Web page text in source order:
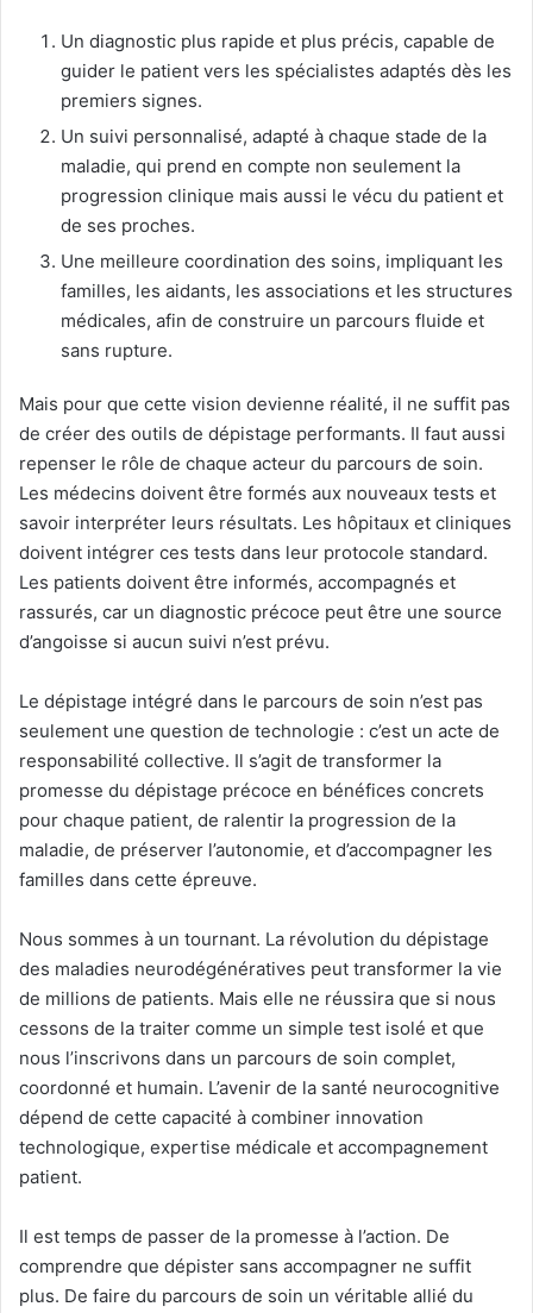
Un diagnostic plus rapide et plus précis, capable de
guider le patient vers les spécialistes adaptés dès les
premiers signes.
Un suivi personnalisé, adapté à chaque stade de la
maladie, qui prend en compte non seulement la
progression clinique mais aussi le vécu du patient et
de ses proches.
Une meilleure coordination des soins, impliquant les
familles, les aidants, les associations et les structures
médicales, afin de construire un parcours fluide et
sans rupture.
Mais pour que cette vision devienne réalité, il ne suffit pas
de créer des outils de dépistage performants. Il faut aussi
repenser le rôle de chaque acteur du parcours de soin.
Les médecins doivent être formés aux nouveaux tests et
savoir interpréter leurs résultats. Les hôpitaux et cliniques
doivent intégrer ces tests dans leur protocole standard.
Les patients doivent être informés, accompagnés et
rassurés, car un diagnostic précoce peut être une source
d’angoisse si aucun suivi n’est prévu.
Le dépistage intégré dans le parcours de soin n’est pas
seulement une question de technologie : c’est un acte de
responsabilité collective. Il s’agit de transformer la
promesse du dépistage précoce en bénéfices concrets
pour chaque patient, de ralentir la progression de la
maladie, de préserver l’autonomie, et d’accompagner les
familles dans cette épreuve.
Nous sommes à un tournant. La révolution du dépistage
des maladies neurodégénératives peut transformer la vie
de millions de patients. Mais elle ne réussira que si nous
cessons de la traiter comme un simple test isolé et que
nous l’inscrivons dans un parcours de soin complet,
coordonné et humain. L’avenir de la santé neurocognitive
dépend de cette capacité à combiner innovation
technologique, expertise médicale et accompagnement
patient.
Il est temps de passer de la promesse à l’action. De
comprendre que dépister sans accompagner ne suffit
plus. De faire du parcours de soin un véritable allié du